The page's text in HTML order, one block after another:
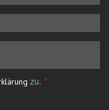
zu. *